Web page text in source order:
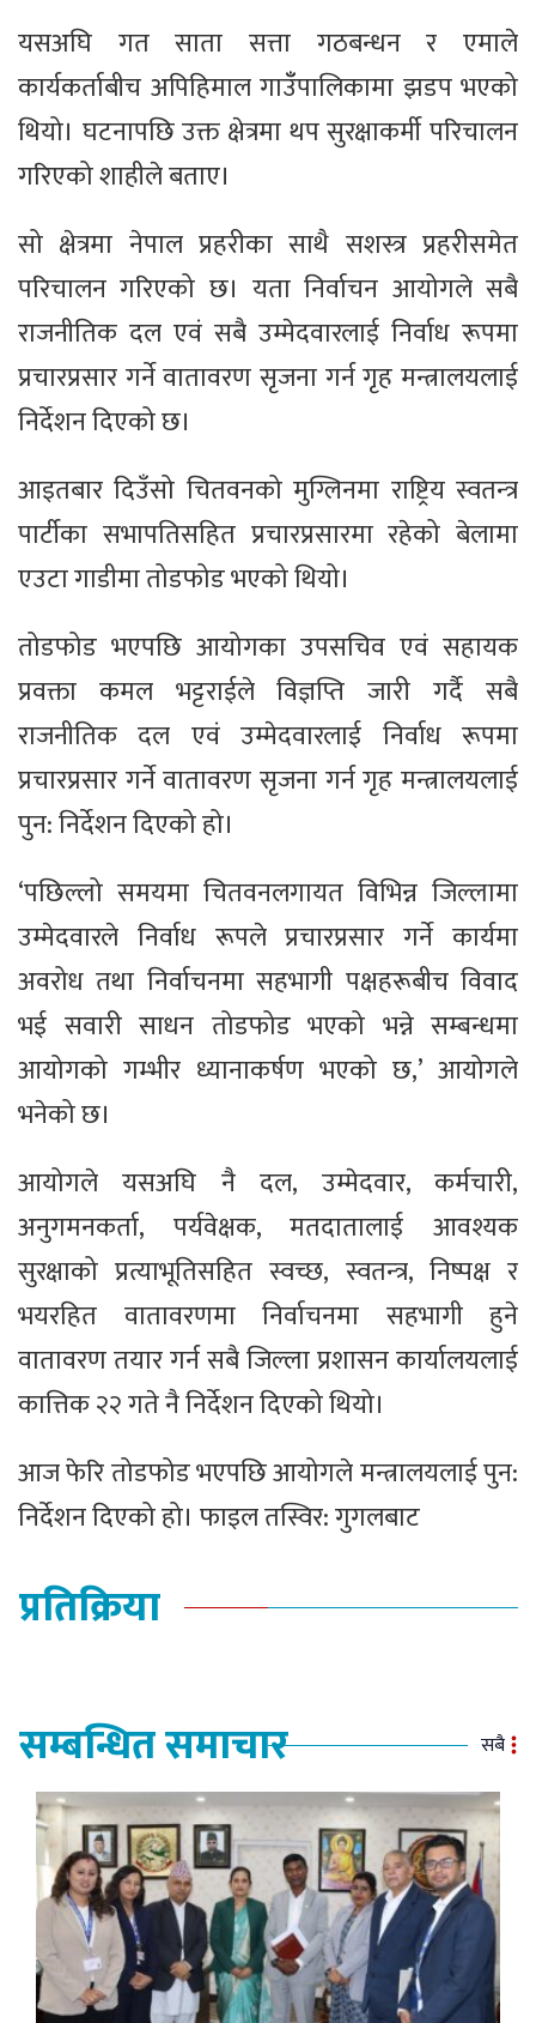
यसअघि गत साता सत्ता गठबन्धन र एमाले
कार्यकर्ताबीच अपिहिमाल गाउँँपालिकामा झडप भएको
थियो। घटनापछि उक्त क्षेत्रमा थप सुरक्षाकर्मी परिचालन
गरिएको शाहीले बताए।
सो क्षेत्रमा नेपाल प्रहरीका साथै सशस्त्र प्रहरीसमेत
परिचालन गरिएको छ। यता निर्वाचन आयोगले सबै
राजनीतिक दल एवं सबै उम्मेदवारलाई निर्वाध रूपमा
प्रचारप्रसार गर्ने वातावरण सृजना गर्न गृह मन्त्रालयलाई
निर्देशन दिएको छ।
आइतबार दिउँसो चितवनको मुग्लिनमा राष्ट्रिय स्वतन्‍त्र
पार्टीका सभापतिसहित प्रचारप्रसारमा रहेको बेलामा
एउटा गाडीमा तोडफोड भएको थियो।
तोडफोड भएपछि आयोगका उपसचिव एवं सहायक
प्रवक्ता कमल भट्टराईले विज्ञप्ति जारी गर्दै सबै
राजनीतिक दल एवं उम्मेदवारलाई निर्वाध रूपमा
प्रचारप्रसार गर्ने वातावरण सृजना गर्न गृह मन्त्रालयलाई
पुन: निर्देशन दिएको हो।
‘पछिल्लो समयमा चितवनलगायत विभिन्न जिल्लामा
उम्मेदवारले निर्वाध रूपले प्रचारप्रसार गर्ने कार्यमा
अवरोध तथा निर्वाचनमा सहभागी पक्षहरूबीच विवाद
भई सवारी साधन तोडफोड भएको भन्ने सम्बन्धमा
आयोगको गम्भीर ध्यानाकर्षण भएको छ,’ आयोगले
भनेको छ।
आयोगले यसअघि नै दल, उम्मेदवार, कर्मचारी,
अनुगमनकर्ता, पर्यवेक्षक, मतदातालाई आवश्यक
सुरक्षाको प्रत्याभूतिसहित स्वच्छ, स्वतन्‍त्र, निष्पक्ष र
भयरहित वातावरणमा निर्वाचनमा सहभागी हुने
वातावरण तयार गर्न सबै जिल्ला प्रशासन कार्यालयलाई
कात्तिक २२ गते नै निर्देशन दिएको थियो।
आज फेरि तोडफोड भएपछि आयोगले मन्त्रालयलाई पुन:
निर्देशन दिएको हो। फाइल तस्विर: गुगलबाट
प्रतिक्रिया
सम्बन्धित समाचार सबै